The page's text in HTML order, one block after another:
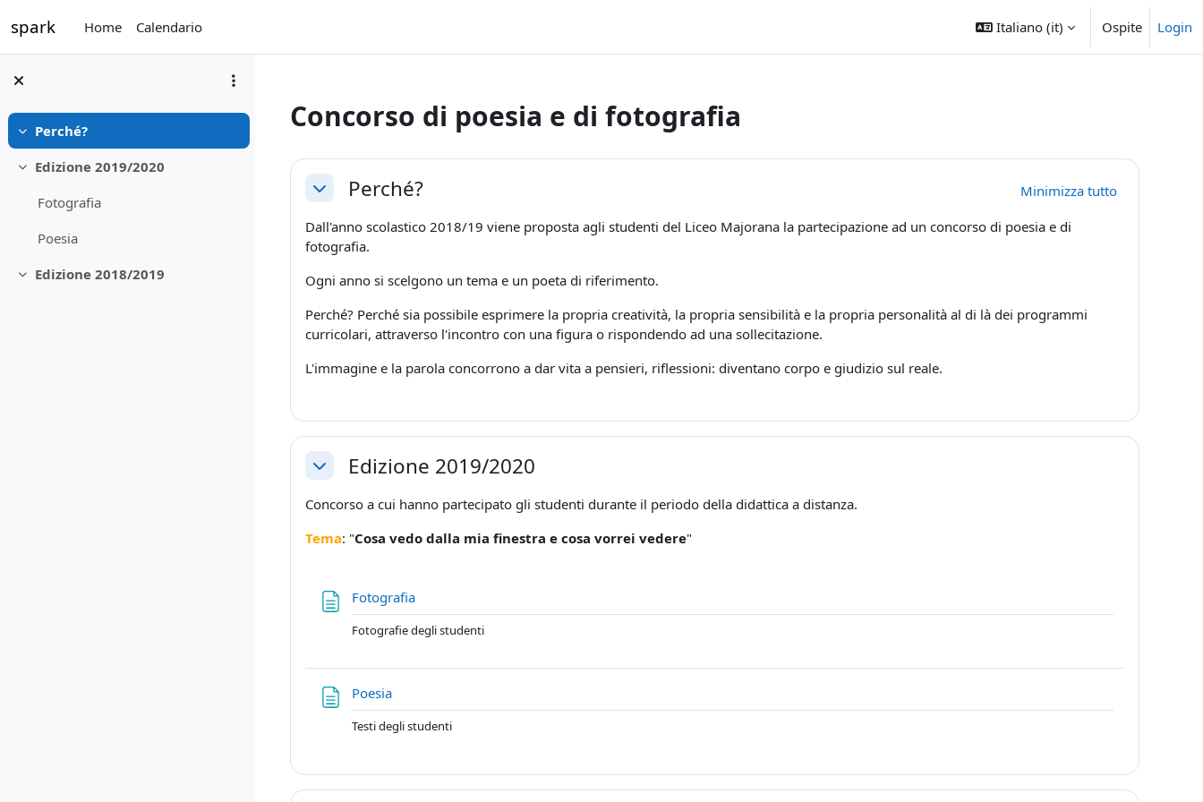
spark Home Calendario Italiano ‎(it)‎ Ospite Login
Minimizza
Perché?
Minimizza
Edizione 2019/2020
Fotografia
Poesia
Minimizza
Edizione 2018/2019
Concorso di poesia e di fotografia
Schema della sezione
MinimizzaPerché?
Minimizza tutto
Dall'anno scolastico 2018/19 viene proposta agli studenti del Liceo Majorana la partecipazione ad un concorso di poesia e di
fotografia.
Ogni anno si scelgono un tema e un poeta di riferimento.
Perché? Perché sia possibile esprimere la propria creatività, la propria sensibilità e la propria personalità al di là dei programmi
curricolari, attraverso l'incontro con una figura o rispondendo ad una sollecitazione.
L'immagine e la parola concorrono a dar vita a pensieri, riflessioni: diventano corpo e giudizio sul reale.
MinimizzaEdizione 2019/2020
Concorso a cui hanno partecipato gli studenti durante il periodo della didattica a distanza.
Tema: "Cosa vedo dalla mia finestra e cosa vorrei vedere"
FotografiaPagina
Fotografie degli studenti
PoesiaPagina
Testi degli studenti